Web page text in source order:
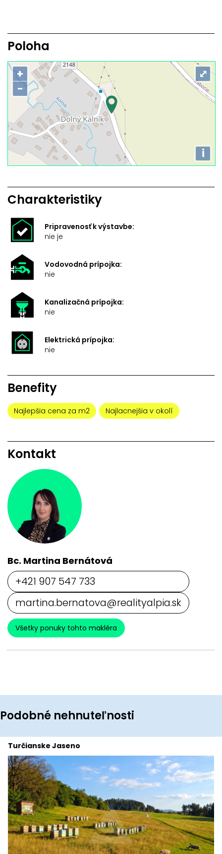
Poloha
+
−
i
⤢
Charakteristiky
Pripravenosť k výstavbe:
nie je
Vodovodná prípojka:
nie
Kanalizačná prípojka:
nie
Elektrická prípojka:
nie
Benefity
Najlepšia cena za m2 Najlacnejšia v okolí
Kontakt
Bc. Martina Bernátová
+421 907 547 733
martina.bernatova@realityalpia.sk
Všetky ponuky tohto makléra
Podobné nehnuteľnosti
Turčianske Jaseno